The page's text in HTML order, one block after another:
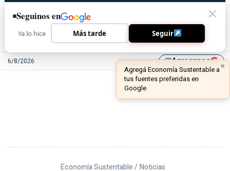
6/8/2026 library_addAgreganos
Economía Sustentable / Noticias
Seguinos en
Ya lo hice Más tarde Seguir